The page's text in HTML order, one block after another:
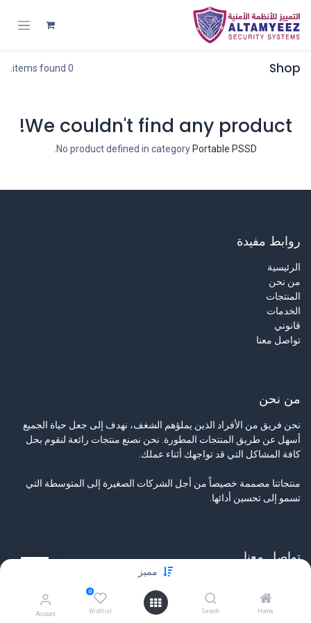
مميز
Home
Search
0
Wishlist
Account
Shop
0 items found.
We couldn't find any product!
No product defined in category Portable PSSD
روابط مفيدة
الرئيسية
من نحن
المنتجات
الخدمات
قانوني
تواصل معنا
من نحن
نحن فريق من الأفراد الذين يملؤهم الشغف، نهدف إلى جعل حياة الجميع
أسهل عن طريق المنتجات المطورة. نحن نصنع منتجات رائعة لنقوم بحل
كافة المشاكل التي قد تواجهك أثناء عملك.
منتجاتنا مصممة خصيصاً من أجل الشركات الصغيرة إلى المتوسطة التي
تسمو إلى تحسين أدائها.
تواصل معنا
info@tamyeezsecurity.com
+974 4488 4600